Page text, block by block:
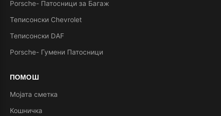
Porsche- Патосници за Багаж
Теписонски Chevrolet
Теписонски DAF
Porsche- Гумени Патосници
ПОМОШ
Мојата сметка
Кошничка